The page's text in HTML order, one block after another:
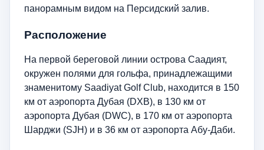
панорамным видом на Персидский залив.
Расположение
На первой береговой линии острова Саадият,
окружен полями для гольфа, принадлежащими
знаменитому Saadiyat Golf Club, находится в 150
км от аэропорта Дубая (DXB), в 130 км от
аэропорта Дубая (DWC), в 170 км от аэропорта
Шарджи (SJH) и в 36 км от аэропорта Абу-Даби.